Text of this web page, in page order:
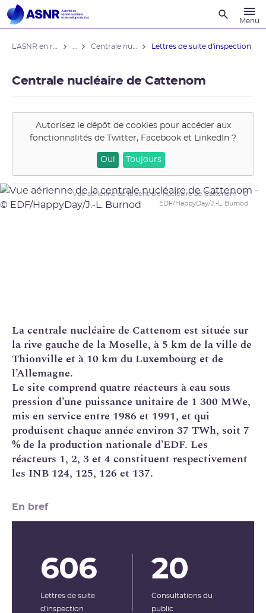
Menu
Lettres de suite d'inspection
Centrale nucléaire de Cattenom
Autorisez le dépôt de cookies pour accéder aux
fonctionnalités de Twitter, Facebook et LinkedIn ?
Oui Toujours
Vue aérienne de la centrale nucléaire de Cattenom - ©
EDF/HappyDay/J.-L. Burnod
Lacentrale nucléaire de Cattenom est située sur
la rive gauche de la Moselle, à 5 km de la ville de
Thionville et à 10 km du Luxembourg et de
l’Allemagne.
Le site comprend quatre réacteurs à eau sous
pression d’une puissance unitaire de 1 300 MWe,
mis en service entre 1986 et 1991, et qui
produisent chaque année environ 37 TWh, soit 7
% de la production nationale d’EDF. Les
réacteurs 1, 2, 3 et 4 constituent respectivement
les INB 124, 125, 126 et 137.
En bref
606
Lettres de suite
d'inspection
20
Consultations du
public